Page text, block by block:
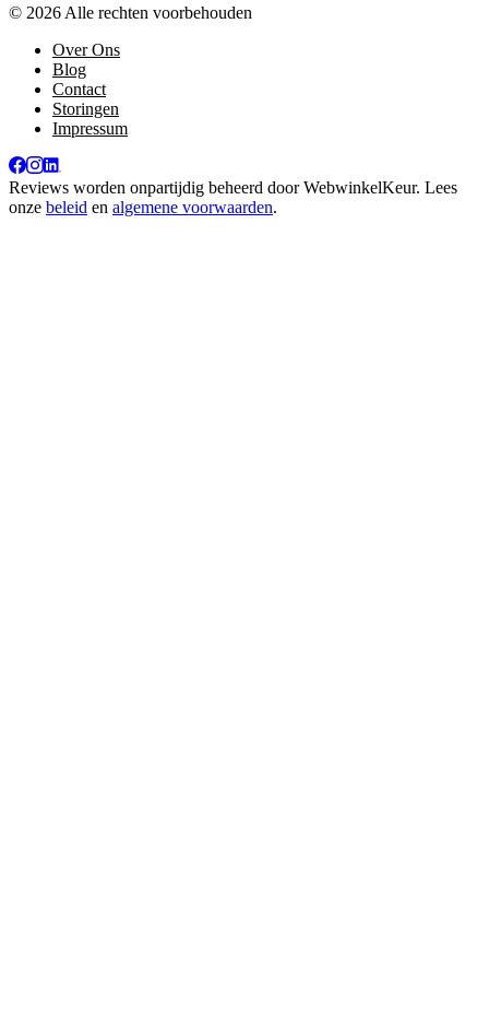
© 2026 Alle rechten voorbehouden
Over Ons
Blog
Contact
Storingen
Impressum
Reviews worden onpartijdig beheerd doorWebwinkelKeur. Lees
onze beleid en algemene voorwaarden.